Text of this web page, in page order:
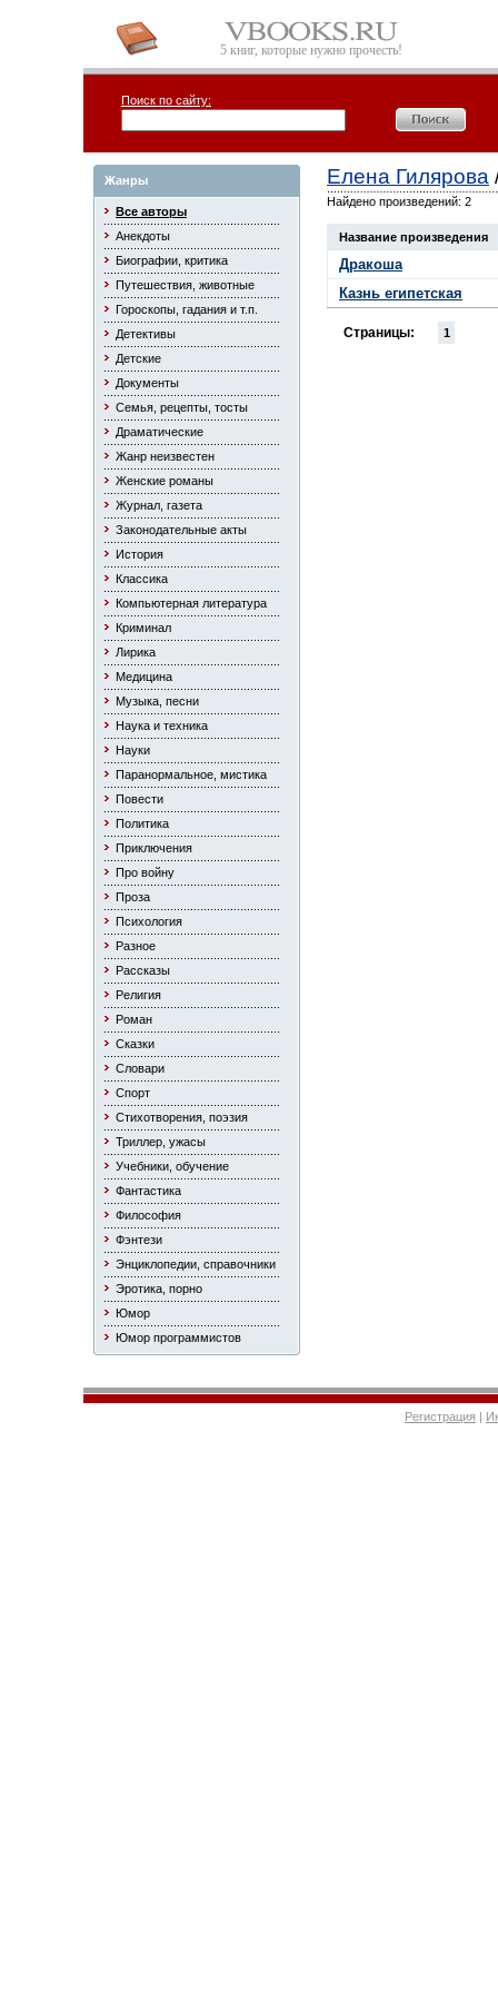
5 книг, которые нужно прочесть!
Поиск по сайту:
Жанры
Все авторы
Анекдоты
Биографии, критика
Путешествия, животные
Гороскопы, гадания и т.п.
Детективы
Детские
Документы
Семья, рецепты, тосты
Драматические
Жанр неизвестен
Женские романы
Журнал, газета
Законодательные акты
История
Классика
Компьютерная литература
Криминал
Лирика
Медицина
Музыка, песни
Наука и техника
Науки
Паранормальное, мистика
Повести
Политика
Приключения
Про войну
Проза
Психология
Разное
Рассказы
Религия
Роман
Сказки
Словари
Спорт
Стихотворения, поэзия
Триллер, ужасы
Учебники, обучение
Фантастика
Философия
Фэнтези
Энциклопедии, справочники
Эротика, порно
Юмор
Юмор программистов
Елена Гилярова
Найдено произведений: 2
Название произведения
Дракоша
Казнь египетская
Страницы: 1
Регистрация |